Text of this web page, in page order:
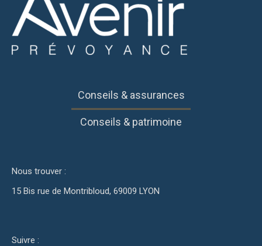
Conseils & assurances
Conseils & patrimoine
Nous trouver :
15 Bis rue de Montribloud, 69009 LYON
Suivre :